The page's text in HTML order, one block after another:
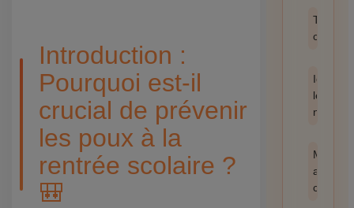
Introduction :
Pourquoi est-il
crucial de prévenir
les poux à la
rentrée scolaire ?
🎒
Toutes
les
anti-
cafards